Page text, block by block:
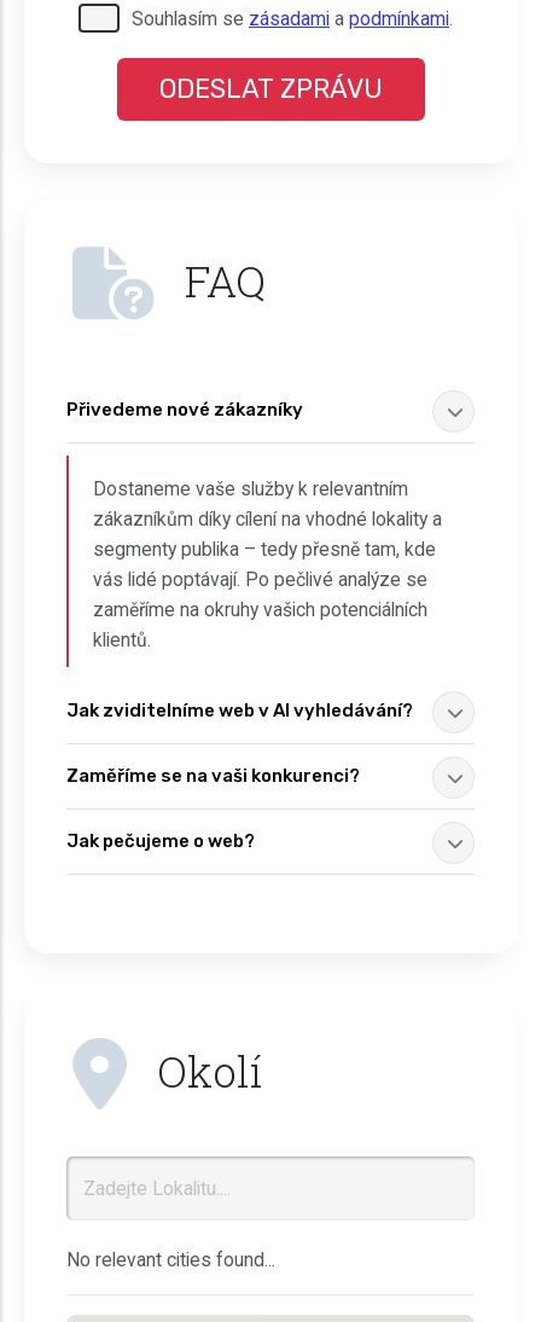
Pro odeslání musite odsouhlasit naše
podmínky.
Souhlasím se zásadami a podmínkami.
FAQ
Přivedeme nové zákazníky
Dostaneme vaše služby k relevantním
zákazníkům díky cílení na vhodné lokality a
segmenty publika – tedy přesně tam, kde
vás lidé poptávají. Po pečlivé analýze se
zaměříme na okruhy vašich potenciálních
klientů.
Jak zviditelníme web v AI vyhledávání?
Zaměříme se na vaši konkurenci?
Jak pečujeme o web?
Okolí
No relevant cities found...